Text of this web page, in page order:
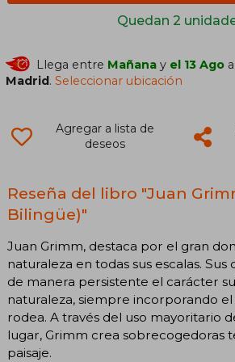
Quedan 2
Llega entre Mañana y el 13 Ago a
Madrid.Seleccionar ubicación
Agregar a lista de
deseos
Reseña del libro "Juan
Bilingüe)"
Juan Grimm, destaca por el gran
naturaleza en todas sus escalas. Sus
de manera persistente el carácter
naturaleza, siempre incorporando
rodea. A través del uso mayoritario
lugar, Grimm crea sobrecogedoras
paisaje.